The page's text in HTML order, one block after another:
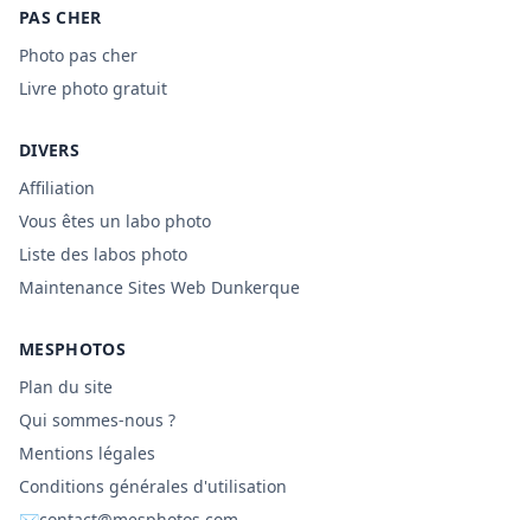
PAS CHER
Photo pas cher
Livre photo gratuit
DIVERS
Affiliation
Vous êtes un labo photo
Liste des labos photo
Maintenance Sites Web Dunkerque
MESPHOTOS
Plan du site
Qui sommes-nous ?
Mentions légales
Conditions générales d'utilisation